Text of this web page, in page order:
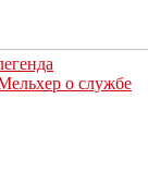
о службе